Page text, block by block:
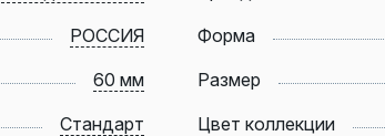
РОССИЯ Форма
60 мм Размер
Стандарт Цвет коллекции